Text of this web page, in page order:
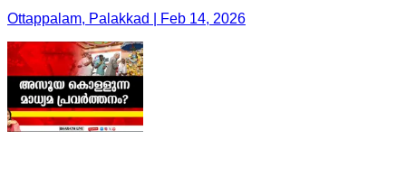
Ottappalam, Palakkad | Feb 14, 2026